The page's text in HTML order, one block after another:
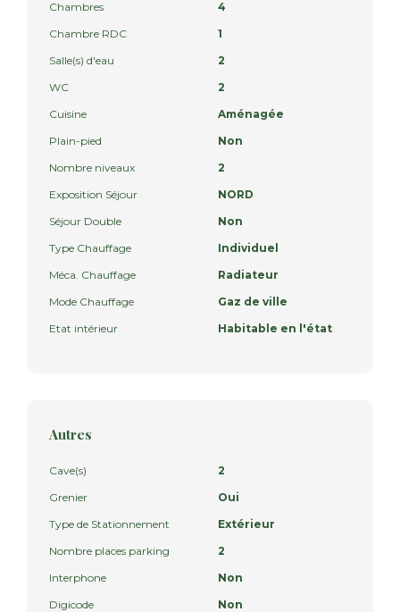
Chambres
4
Chambre RDC
1
Salle(s) d'eau
2
WC
2
Cuisine
Aménagée
Plain-pied
Non
Nombre niveaux
2
Exposition Séjour
NORD
Séjour Double
Non
Type Chauffage
Individuel
Méca. Chauffage
Radiateur
Mode Chauffage
Gaz de ville
Etat intérieur
Habitable en l'état
Autres
Cave(s)
2
Grenier
Oui
Type de Stationnement
Extérieur
Nombre places parking
2
Interphone
Non
Digicode
Non